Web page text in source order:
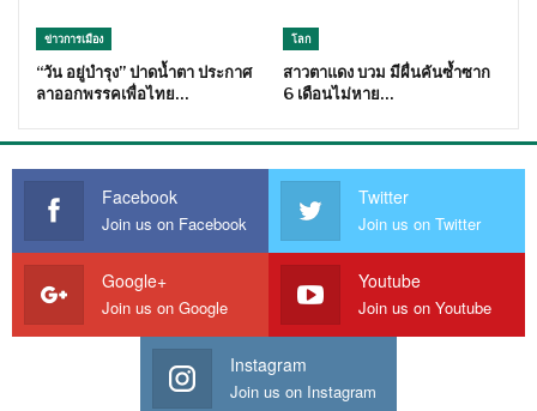
ข่าวการเมือง
“วัน อยู่บำรุง” ปาดน้ำตา ประกาศ
ลาออกพรรคเพื่อไทย…
โลก
สาวตาแดง บวม มีผื่นคันซ้ำซาก
6 เดือนไม่หาย…
Facebook
Join us on Facebook
Twitter
Join us on Twitter
Google+
Join us on Google
Youtube
Join us on Youtube
Instagram
Join us on Instagram